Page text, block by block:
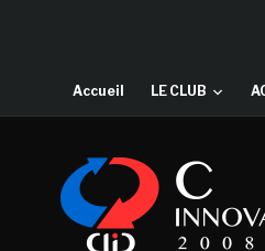
Accueil LE CLUB